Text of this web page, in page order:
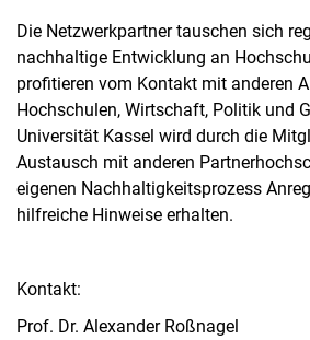
Die Netzwerkpartner tauschen sich
nachhaltige Entwicklung an
profitieren vom Kontakt mit anderen
Hochschulen, Wirtschaft, Politik und
Universität Kassel wird durch die
Austausch mit anderen
eigenen Nachhaltigkeitsprozess
hilfreiche Hinweise erhalten.
Kontakt:
Prof. Dr. Alexander Roßnagel